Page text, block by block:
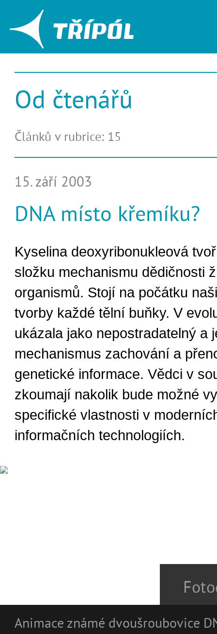
Od čtenářů
Článků v rubrice: 15
15. září 2003
DNA místo křemíku?
Kyselina deoxyribonukleová
složku mechanismu dědičnosti
organismů. Stojí na počátku
tvorby každé tělní buňky. V
ukázala jako nepostradatelný a
mechanismus zachování a
genetické informace. Vědci v
zkoumají nakolik bude možné
specifické vlastnosti v
informačních technologiích.
Animace známé dvoušroubovice